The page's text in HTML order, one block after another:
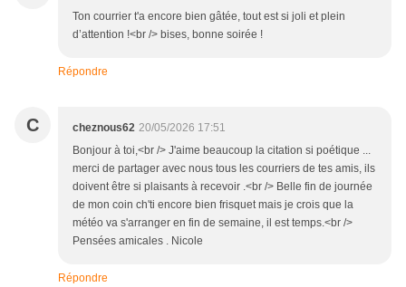
Ton courrier t'a encore bien gâtée, tout est si joli et plein
d’attention !<br /> bises, bonne soirée !
Répondre
C cheznous62 20/05/2026 17:51
Bonjour à toi,<br /> J'aime beaucoup la citation si poétique ...
merci de partager avec nous tous les courriers de tes amis, ils
doivent être si plaisants à recevoir .<br /> Belle fin de journée
de mon coin ch'ti encore bien frisquet mais je crois que la
météo va s'arranger en fin de semaine, il est temps.<br />
Pensées amicales . Nicole
Répondre